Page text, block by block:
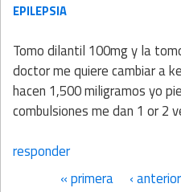
EPILEPSIA
Tomo dilantil 100mg y la
doctor me quiere cambiar a
hacen 1,500 miligramos yo
combulsiones me dan 1 or 2
responder
Páginas« primera ‹ anterior